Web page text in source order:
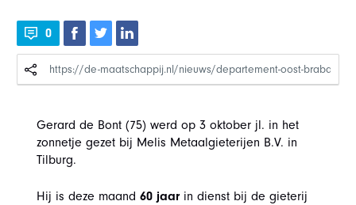
0
Gerard de Bont (75) werd op 3 oktober jl. in het
zonnetje gezet bij Melis Metaalgieterijen B.V. in
Tilburg.
Hij is deze maand 60 jaarin dienst bij de gieterij